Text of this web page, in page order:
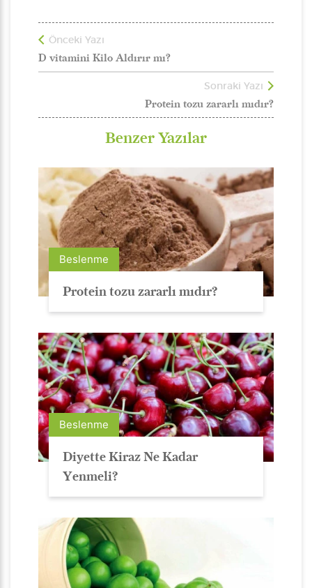
Önceki Yazı
D vitamini Kilo Aldırır mı?
Sonraki Yazı
Protein tozu zararlı mıdır?
Benzer Yazılar
Beslenme
Protein tozu zararlı mıdır?
Beslenme
Diyette Kiraz Ne Kadar
Yenmeli?